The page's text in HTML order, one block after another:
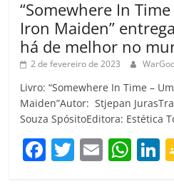
“Somewhere In
Iron Maiden”
há de melhor no
2 de fevereiro de 2023
Livro: “Somewhere In Time –
Maiden”Autor: Stjepan
Souza SpósitoEditora: Estética
F T E W